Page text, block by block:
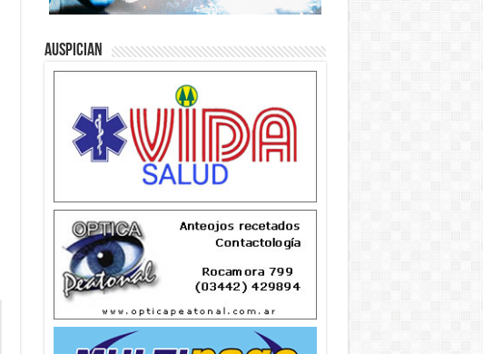
Auspician